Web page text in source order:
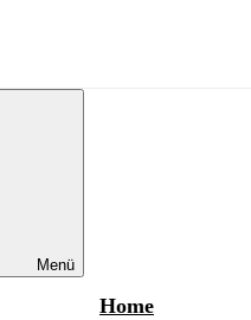
Menü
Home